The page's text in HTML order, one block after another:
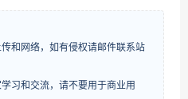
和网络，如有侵权请邮件联系站
习和交流，请不要用于商业用